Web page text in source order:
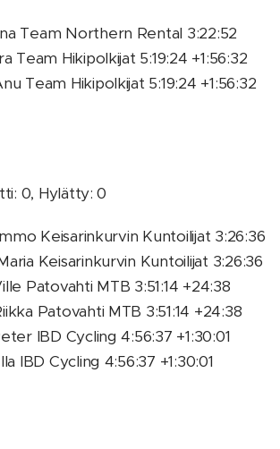
Team Northern Rental 3:22:52
Team Hikipolkijat 5:19:24 +1:56:32
Team Hikipolkijat 5:19:24 +1:56:32
0, Hylätty: 0
Keisarinkurvin Kuntoilijat 3:26:36
Keisarinkurvin Kuntoilijat 3:26:36
Patovahti MTB 3:51:14 +24:38
Patovahti MTB 3:51:14 +24:38
IBD Cycling 4:56:37 +1:30:01
IBD Cycling 4:56:37 +1:30:01